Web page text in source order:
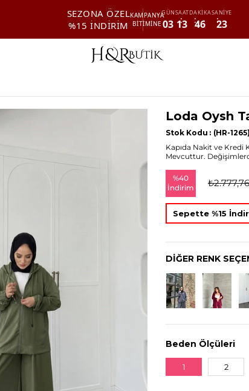
SEZONA ÖZEL
%15 İNDİRİM
KAMPANYA
BİTİMİNE
GÜN
03
SAAT
13
DAKİKA
46
SANİYE
23
Loda Oysh
(HR-1265)
Stok Kodu
Kapıda Nakit ve Kredi
Mevcuttur.
%40
İndirim
₺2.777,76
Sepette %15
DIĞER RENK
Beden Ölçüleri
1 2